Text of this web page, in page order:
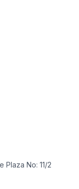
Plaza No: 11/2